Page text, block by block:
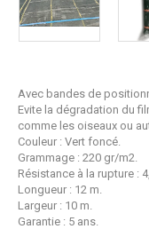
Avec bandes de
Evite la dégradation du
comme les oiseaux ou
Couleur : Vert foncé.
Grammage : 220 gr/m2.
Résistance à la rupture :
Longueur : 12 m.
Largeur : 10 m.
Garantie : 5 ans.